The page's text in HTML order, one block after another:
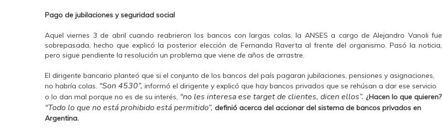
Pago de jubilaciones y seguridad social
Aquel viernes 3 de abril cuando reabrieron los bancos con largas colas, la ANSES a cargo de Alejandro Vanoli fue
sobrepasada, hecho que explicó la posterior elección de Fernanda Raverta al frente del organismo. Pasó la noticia,
pero sigue pendiente la resolución un problema que viene de años de arrastre.
El dirigente bancario planteó que si el conjunto de los bancos del país pagaran jubilaciones, pensiones y asignaciones,
no habría colas. “Son 4530”, informó el dirigente y explicó que hay bancos privados que se rehúsan a dar ese servicio
o lo dan mal porque no es de su interés, “no les interesa ese target de clientes, dicen ellos”. ¿Hacen lo que quieren?
“Todo lo que no está prohibido está permitido”, definió acerca del accionar del sistema de bancos privados en
Argentina.